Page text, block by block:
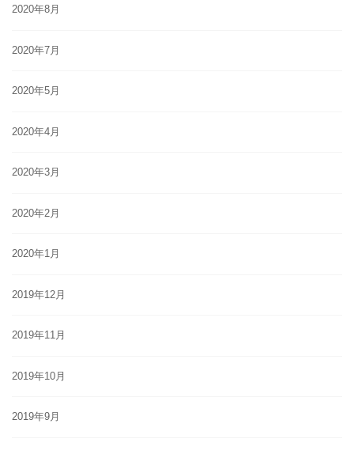
2020年8月
2020年7月
2020年5月
2020年4月
2020年3月
2020年2月
2020年1月
2019年12月
2019年11月
2019年10月
2019年9月